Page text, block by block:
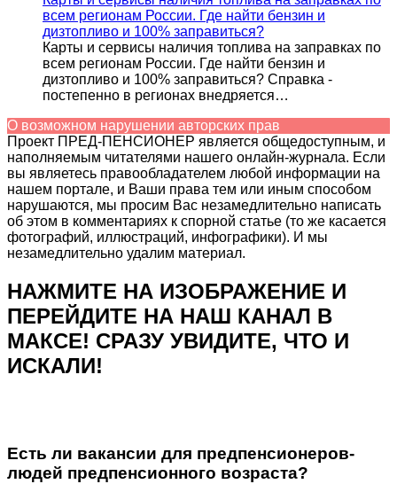
всем регионам России. Где найти бензин и
дизтопливо и 100% заправиться?
Карты и сервисы наличия топлива на заправках по
всем регионам России. Где найти бензин и
дизтопливо и 100% заправиться? Справка -
постепенно в регионах внедряется…
О возможном нарушении авторских прав
Проект ПРЕД-ПЕНСИОНЕР является общедоступным, и
наполняемым читателями нашего онлайн-журнала. Если
вы являетесь правообладателем любой информации на
нашем портале, и Ваши права тем или иным способом
нарушаются, мы просим Вас незамедлительно написать
об этом в комментариях к спорной статье (то же касается
фотографий, иллюстраций, инфографики). И мы
незамедлительно удалим материал.
НАЖМИТЕ НА ИЗОБРАЖЕНИЕ И
ПЕРЕЙДИТЕ НА НАШ КАНАЛ В
МАКСЕ! СРАЗУ УВИДИТЕ, ЧТО И
ИСКАЛИ!
Есть ли вакансии для предпенсионеров-
людей предпенсионного возраста?